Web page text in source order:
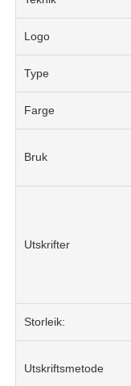
Logo
Type
Farge
Bruk
Utskrifter
Storleik:
Utskriftsmetode